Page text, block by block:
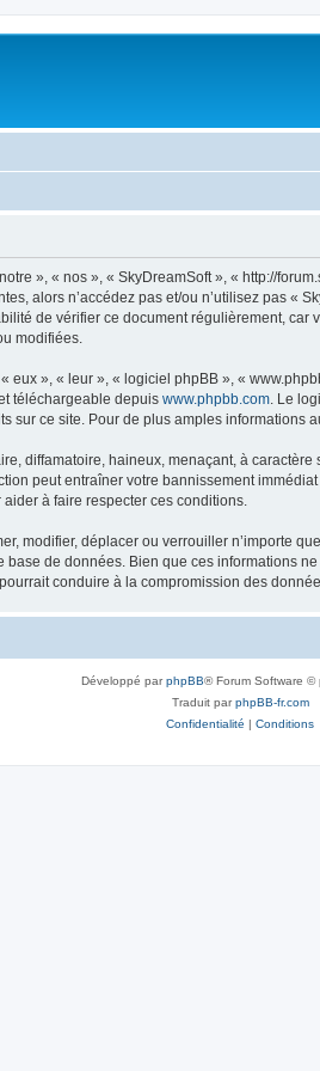
», « nos », « SkyDreamSoft », « http://
alors n’accédez pas et/ou n’utilisez pas «
de vérifier ce document régulièrement,
modifiées.
eux », « leur », « logiciel phpBB », «
téléchargeable depuis www.phpbb.com . Le
sur ce site. Pour de plus amples informations
diffamatoire, haineux, menaçant, à
peut entraîner votre bannissement
à faire respecter ces conditions.
modifier, déplacer ou verrouiller n’importe
de données. Bien que ces informations
conduire à la compromission des
Développé parphpBB® Forum Software ©
Traduit parphpBB-fr.com
Confidentialité | Conditions